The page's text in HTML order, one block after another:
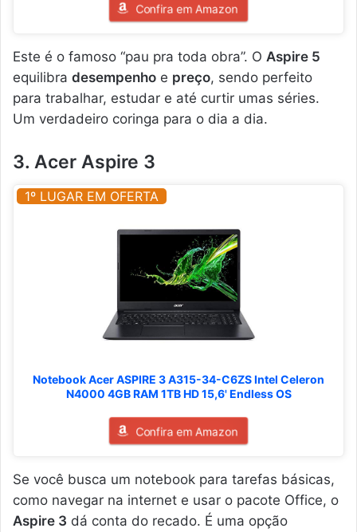
Confira em Amazon
Este é o famoso “pau pra toda obra”. O Aspire 5
equilibra desempenho e preço, sendo perfeito
para trabalhar, estudar e até curtir umas séries.
Um verdadeiro coringa para o dia a dia.
3. Acer Aspire 3
1º LUGAR EM OFERTA
Notebook Acer ASPIRE 3 A315-34-C6ZS Intel Celeron
N4000 4GB RAM 1TB HD 15,6' Endless OS
Confira em Amazon
Se você busca um notebook para tarefas básicas,
como navegar na internet e usar o pacote Office, o
Aspire 3 dá conta do recado. É uma opção